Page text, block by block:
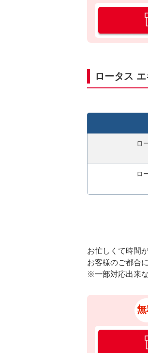
カ
タ
3
料
ロータス
ロ
ロ
お忙しくて時間
お客様のご都合
※一部対応出来
カ